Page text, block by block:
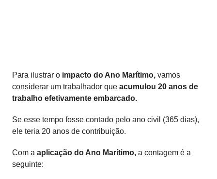
Para ilustrar o impacto do Ano Marítimo, vamos
considerar um trabalhador que acumulou 20 anos de
trabalho efetivamente embarcado.
Se esse tempo fosse contado pelo ano civil (365 dias),
ele teria 20 anos de contribuição.
Com a aplicação do Ano Marítimo, a contagem é a
seguinte: